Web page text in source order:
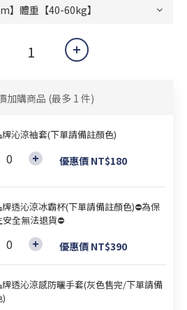
加購商品 (最多 1 件)
沁涼袖套(下單請備註顏色)
優惠價 NT$180
透沁涼冰霸杯(下單請備註顏色)⛔為保
安全無法退貨⛔
優惠價 NT$390
透沁涼感防曬手套(灰色售完/下單請備
)